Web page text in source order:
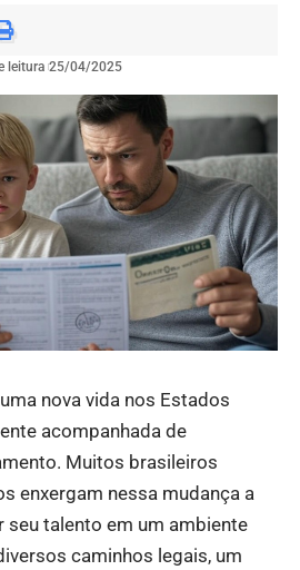
leitura 25/04/2025
nova vida nos Estados
acompanhada de
Muitos brasileiros
enxergam nessa mudança a
seu talento em um ambiente
caminhos legais, um